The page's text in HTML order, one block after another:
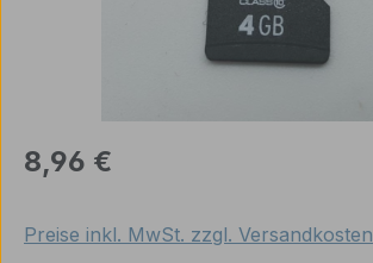
Regulärer Preis:
8,96 €
Preise inkl. MwSt. zzgl. Versandkosten